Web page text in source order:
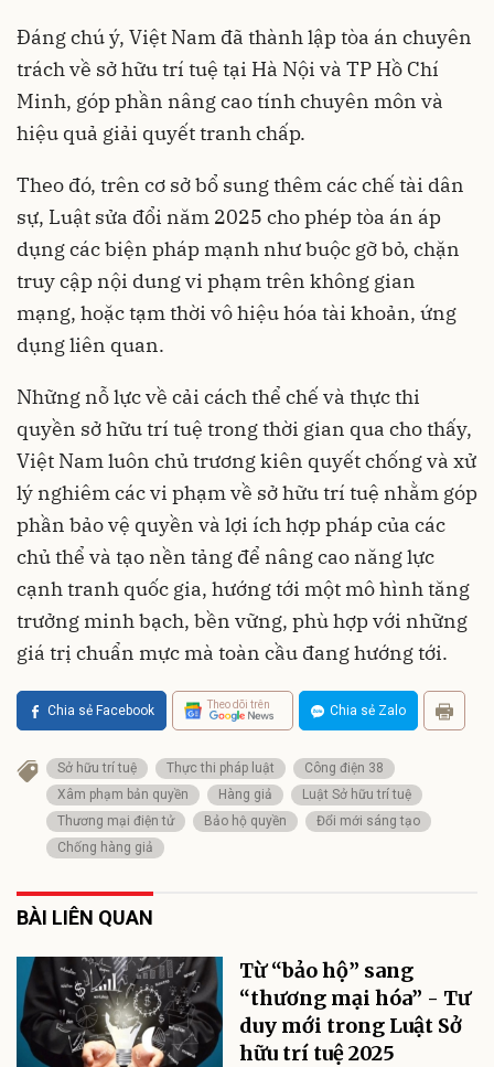
Đáng chú ý, Việt Nam đã thành lập tòa án chuyên
trách về sở hữu trí tuệ tại Hà Nội và TP Hồ Chí
Minh, góp phần nâng cao tính chuyên môn và
hiệu quả giải quyết tranh chấp.
Theo đó, trên cơ sở bổ sung thêm các chế tài dân
sự, Luật sửa đổi năm 2025 cho phép tòa án áp
dụng các biện pháp mạnh như buộc gỡ bỏ, chặn
truy cập nội dung vi phạm trên không gian
mạng, hoặc tạm thời vô hiệu hóa tài khoản, ứng
dụng liên quan.
Những nỗ lực về cải cách thể chế và thực thi
quyền sở hữu trí tuệ trong thời gian qua cho thấy,
Việt Nam luôn chủ trương kiên quyết chống và xử
lý nghiêm các vi phạm về sở hữu trí tuệ nhằm góp
phần bảo vệ quyền và lợi ích hợp pháp của các
chủ thể và tạo nền tảng để nâng cao năng lực
cạnh tranh quốc gia, hướng tới một mô hình tăng
trưởng minh bạch, bền vững, phù hợp với những
giá trị chuẩn mực mà toàn cầu đang hướng tới.
Chia sẻ Facebook Theo dõi trên Chia sẻ Zalo
Sở hữu trí tuệ Thực thi pháp luật
Công điện 38
Xâm phạm bản quyền
Hàng giả
Luật Sở hữu trí tuệ
Thương mại điện tử
Bảo hộ quyền
Đổi mới sáng tạo
Chống hàng giả
BÀI LIÊN QUAN
Từ “bảo hộ” sang
“thương mại hóa” - Tư
duy mới trong Luật Sở
hữu trí tuệ 2025